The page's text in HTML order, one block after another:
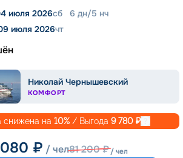
июля 2026сб 6 дн/5 нч
июля 2026чт
Николай Чернышевский
КОМФОРТ
снижена на 10% / Выгода 9 780 ₽
₽ / чел81 200₽/ чел